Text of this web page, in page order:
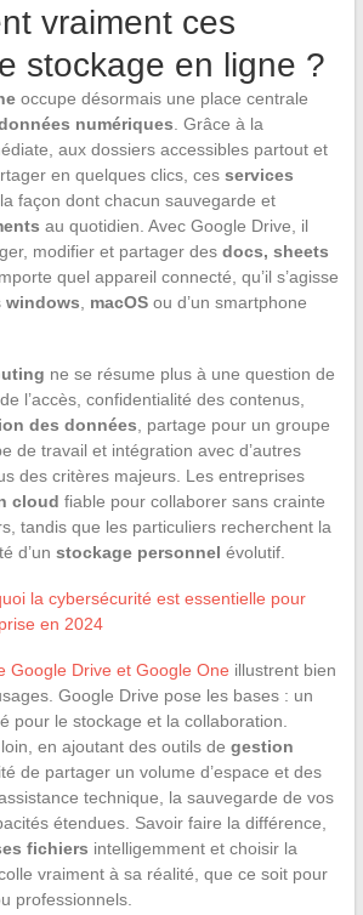
vraiment ces
stockage en ligne ?
occupe désormais une place centrale
numériques . Grâce à la
aux dossiers accessibles partout et
en quelques clics, ces services
façon dont chacun sauvegarde et
au quotidien. Avec Google Drive, il
modifier et partager des docs, sheets
quel appareil connecté, qu’il s’agisse
windows macOSou d’un smartphone
ne se résume plus à une question de
l’accès, confidentialité des contenus,
des données , partage pour un groupe
de travail et intégration avec d’autres
des critères majeurs. Les entreprises
cloud fiable pour collaborer sans crainte
tandis que les particuliers recherchent la
d’un stockage personnel évolutif.
la cybersécurité est essentielle pour
en 2024
Google Drive et Google One illustrent bien
Google Drive pose les bases : un
pour le stockage et la collaboration.
en ajoutant des outils de gestion
de partager un volume d’espace et des
technique, la sauvegarde de vos
étendues. Savoir faire la différence,
fichiers intelligemment et choisir la
vraiment à sa réalité, que ce soit pour
professionnels.